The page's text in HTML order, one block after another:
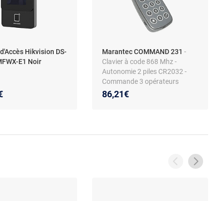
Hikvision DS-
E1 Noir
Marantec COMMAND 231-
Clavier à code 868 Mhz -
Autonomie 2 piles CR2032 -
Commande 3 opérateurs
86,21€